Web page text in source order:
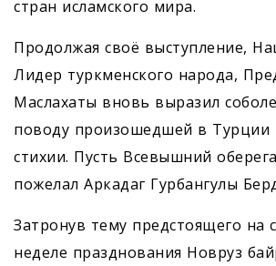
стран исламского мира.
Продолжая своё выступление,
Лидер туркменского народа,
Маслахаты вновь выразил
поводу произошедшей в Турции
стихии. Пусть Всевышний
пожелал Аркадаг Гурбангулы
Затронув тему предстоящего на
неделе празднования Новруз